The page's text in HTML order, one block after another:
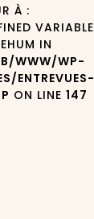
À :
VARIABLE
IN
WWW/WP-
ENTREVUES-
ON LINE 147